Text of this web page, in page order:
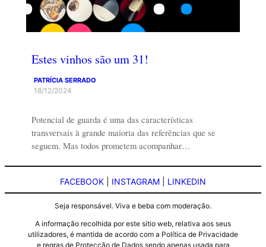
Estes vinhos são um 31!
PATRÍCIA SERRADO
18/12/2024
Potencial de guarda é uma das características
transversais à grande maioria das referências que se
seguem. Mas todos prometem acompanhar…
FACEBOOK INSTAGRAM LINKEDIN
Seja responsável. Viva e beba com moderação.
A informação recolhida por este sitio web, relativa aos seus
utilizadores, é mantida de acordo com a Política de Privacidade
e regras de Protecção de Dados sendo apenas usada para